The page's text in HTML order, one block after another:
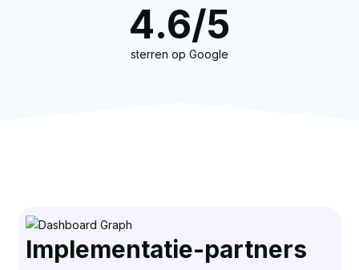
4.6/5
sterren op Google
Implementatie-partners